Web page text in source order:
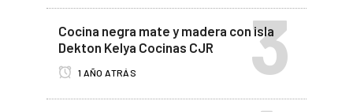
Cocina negra mate y madera con isla
Dekton Kelya Cocinas CJR
1 AÑO ATRÁS